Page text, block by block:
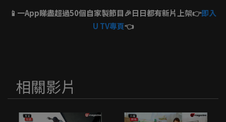
📱一App睇盡超過50個自家製節目🎉日日都有新片上架👉即入
U TV專頁👈
相關影片